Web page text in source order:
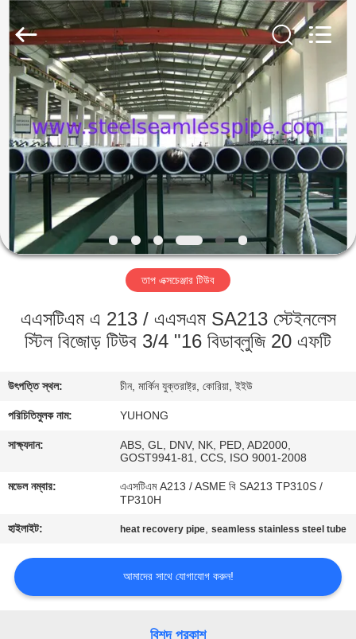
বাড়ি
পণ্য
আমাদের
সম্পর্কে
কারখানা
মান
যোগাযোগ
করুন
উদ্ধৃতির
জন্য
আবেদন
COMPANY
2026
Yuhong
Group
Co.,Ltd.
Rights
Reserved.
তাপ এক্সচেঞ্জার টিউব
এএসটিএম এ 213 / এএসএম SA213 স্টেইনলেস
স্টিল বিজোড় টিউব 3/4 "16 বিডাব্লুজি 20 এফটি
উৎপত্তি স্থল: চীন, মার্কিন যুক্তরাষ্ট্র, কোরিয়া, ইইউ
পরিচিতিমুলক নাম: YUHONG
সাক্ষ্যদান:
ABS, GL, DNV, NK, PED, AD2000,
GOST9941-81, CCS, ISO 9001-2008
মডেল নম্বার:
এএসটিএম A213 / ASME বি SA213 TP310S /
TP310H
হাইলাইট: heat recovery pipe,seamless stainless steel tube
আমাদের সাথে যোগাযোগ করুন!
বিশদ প্রকাশ